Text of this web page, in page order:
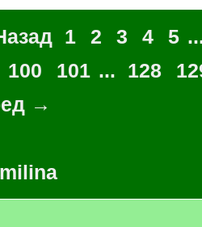
1 2 3 4 5
100 101 ... 128
→